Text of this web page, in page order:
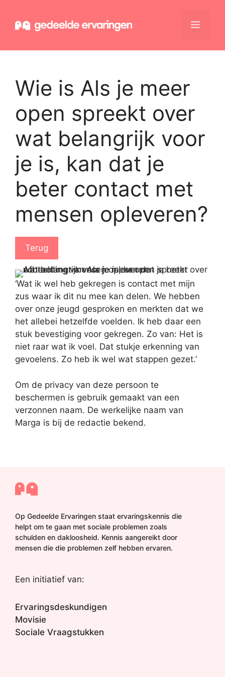
naar
Menu
Wie is Als je meer
open spreekt over
wat belangrijk voor
je is, kan dat je
beter contact met
mensen opleveren?
Terug
‘Wat ik wel heb gekregen is contact met mijn
zus waar ik dit nu mee kan delen. We hebben
over onze jeugd gesproken en merkten dat we
het allebei hetzelfde voelden. Ik heb daar een
stuk bevestiging voor gekregen. Zo van: Het is
niet raar wat ik voel. Dat stukje erkenning van
gevoelens. Zo heb ik wel wat stappen gezet.’
Om de privacy van deze persoon te
beschermen is gebruik gemaakt van een
verzonnen naam. De werkelijke naam van
Marga is bij de redactie bekend.
Op Gedeelde Ervaringen staat ervaringskennis die
helpt om te gaan met sociale problemen zoals
schulden en dakloosheid. Kennis aangereikt door
mensen die die problemen zelf hebben ervaren.
Een initiatief van:
Ervaringsdeskundigen
Movisie
Sociale Vraagstukken